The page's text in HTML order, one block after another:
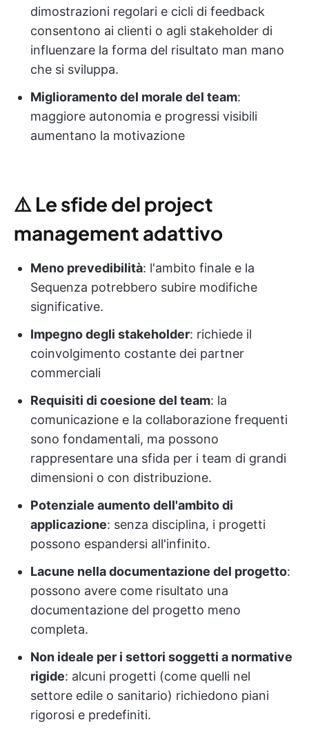
dimostrazioni regolari e cicli di feedback
consentono ai clienti o agli stakeholder di
influenzare la forma del risultato man mano
che si sviluppa.
Miglioramento del morale del team:
maggiore autonomia e progressi visibili
aumentano la motivazione
⚠️ Le sfide del project
management adattivo
Meno prevedibilità: l'ambito finale e la
Sequenza potrebbero subire modifiche
significative.
Impegno degli stakeholder: richiede il
coinvolgimento costante dei partner
commerciali
Requisiti di coesione del team: la
comunicazione e la collaborazione frequenti
sono fondamentali, ma possono
rappresentare una sfida per i team di grandi
dimensioni o con distribuzione.
Potenziale aumento dell'ambito di
applicazione: senza disciplina, i progetti
possono espandersi all'infinito.
Lacune nella documentazione del progetto:
possono avere come risultato una
documentazione del progetto meno
completa.
Non ideale per i settori soggetti a normative
rigide: alcuni progetti (come quelli nel
settore edile o sanitario) richiedono piani
rigorosi e predefiniti.